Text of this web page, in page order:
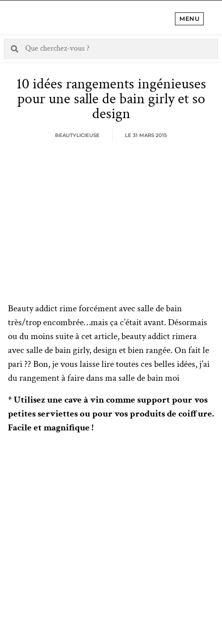
MENU
10 idées rangements ingénieuses
pour une salle de bain girly et so
design
BEAUTYLICIEUSE LE 31 MARS 2015
Beauty addict rime forcément avec salle de bain
très/trop encombrée…mais ça c’était avant. Désormais
ou du moins suite à cet article, beauty addict rimera
avec salle de bain girly, design et bien rangée. On fait le
pari ?? Bon, je vous laisse lire toutes ces belles idées, j’ai
du rangement à faire dans ma salle de bain moi
* Utilisez une cave à vin comme support pour vos
petites serviettes ou pour vos produits de coiffure.
Facile et magnifique !